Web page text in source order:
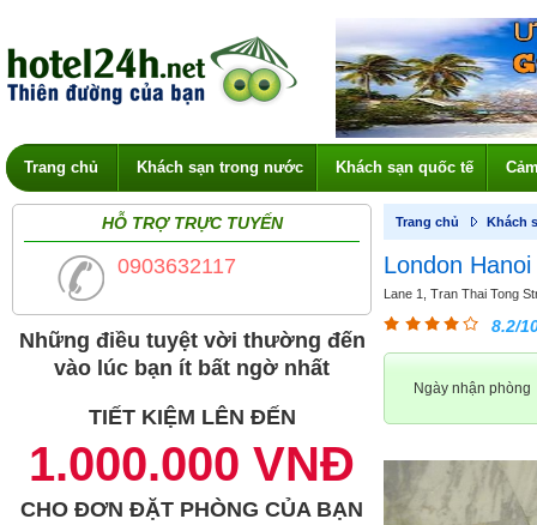
Trang chủ Khách sạn trong nước Khách sạn quốc tế
HỖ TRỢ TRỰC TUYẾN
0903632117
Những điều tuyệt vời thường đến
vào lúc bạn ít bất ngờ nhất
TIẾT KIỆM LÊN ĐẾN
1.000.000 VNĐ
CHO ĐƠN ĐẶT PHÒNG CỦA BẠN
Trang chủ Khách
London
Lane 1, Tran Thai Tong
8.2/
Ngày nhận phòng